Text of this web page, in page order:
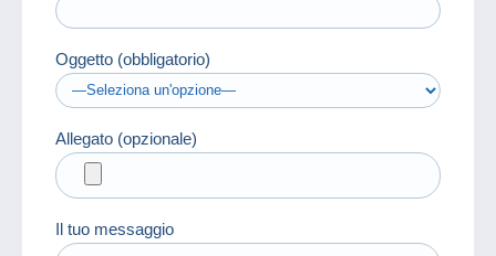
Oggetto (obbligatorio)
Allegato (opzionale)
Il tuo messaggio